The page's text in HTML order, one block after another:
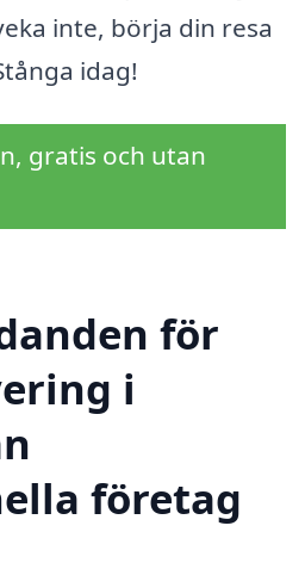
inte, börja din resa
idag!
gratis och utan
för
i
företag